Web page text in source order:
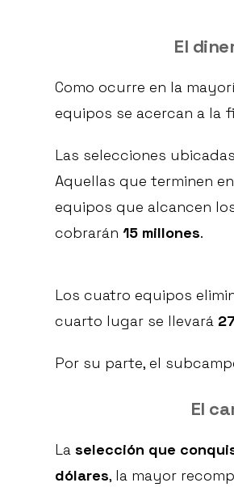
El
Como ocurre en la
equipos se acercan a la
Las selecciones
Aquellas que terminen
equipos que alcancen
cobrarán 15 millones.
Los cuatro equipos
cuarto lugar se llevará
Por su parte, el
El
La selección que
dólares, la mayor